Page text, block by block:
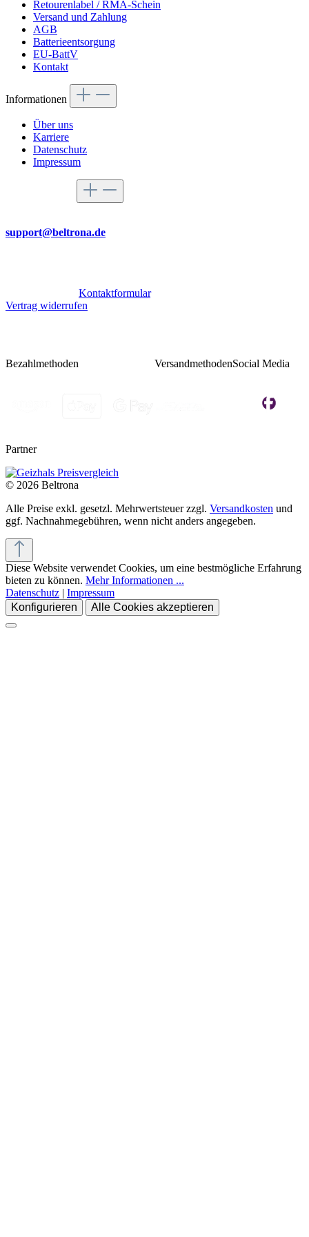
Retourenlabel / RMA-Schein
Versand und Zahlung
AGB
Batterieentsorgung
EU-BattV
Kontakt
Informationen
Über uns
Karriere
Datenschutz
Impressum
support@beltrona.de
Kontaktformular.
Vertrag widerrufen
Bezahlmethoden VersandmethodenSocial Media
Partner
© 2026 Beltrona
Alle Preise exkl. gesetzl. Mehrwertsteuer zzgl. Versandkosten und
ggf. Nachnahmegebühren, wenn nicht anders angegeben.
Diese Website verwendet Cookies, um eine bestmögliche Erfahrung
bieten zu können. Mehr Informationen ...
Datenschutz | Impressum
Konfigurieren
Alle Cookies akzeptieren